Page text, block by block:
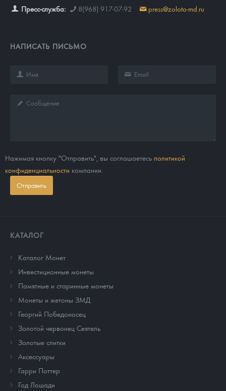
Пресс-служба: 8(968) 917-07-92 press@zoloto-md.ru
НАПИСАТЬ ПИСЬМО
Нажимая кнопку "Отправить", вы соглашаетесь политикой
конфиденциальности компании.
Отправить
КАТАЛОГ
Каталог Монет
Инвестиционные монеты
Памятные и старинные монеты
Монеты и жетоны ЗМД
Георгий Победоносец
Золотой червонец Сеятель
Золотые слитки
Аксессуары
Гарри Поттер
Год Лошади